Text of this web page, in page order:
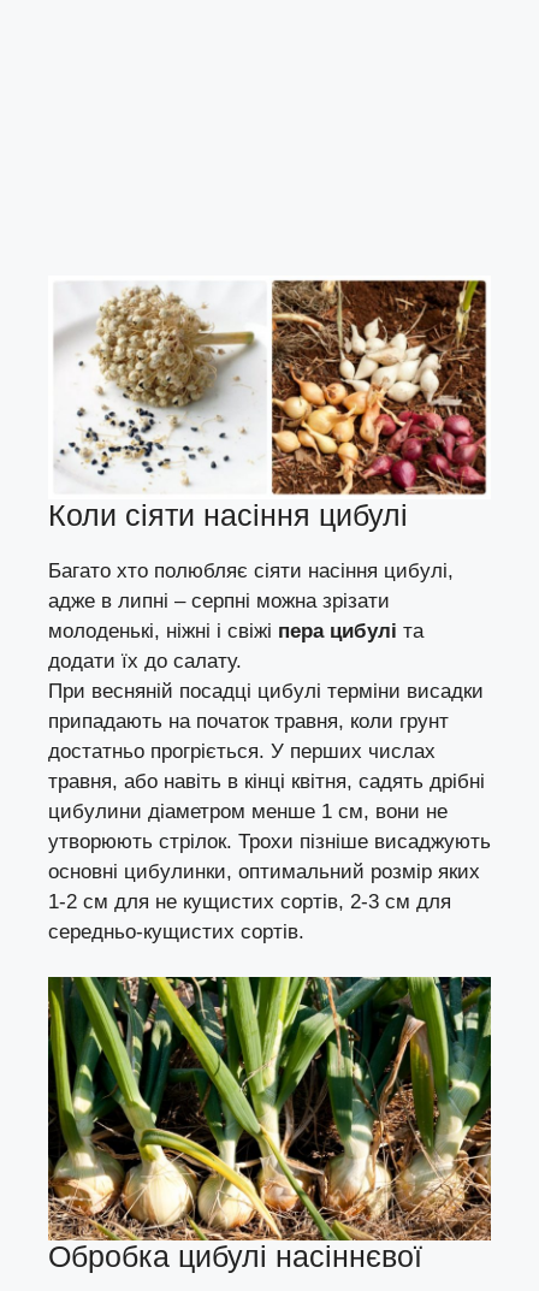
Коли сіяти насіння цибулі
Багато хто полюбляє сіяти насіння цибулі,
адже в липні – серпні можна зрізати
молоденькі, ніжні і свіжі пера цибулі та
додати їх до салату.
При весняній посадці цибулі терміни висадки
припадають на початок травня, коли грунт
достатньо прогріється. У перших числах
травня, або навіть в кінці квітня, садять дрібні
цибулини діаметром менше 1 см, вони не
утворюють стрілок. Трохи пізніше висаджують
основні цибулинки, оптимальний розмір яких
1-2 см для не кущистих сортів, 2-3 см для
середньо-кущистих сортів.
Обробка цибулі насіннєвої